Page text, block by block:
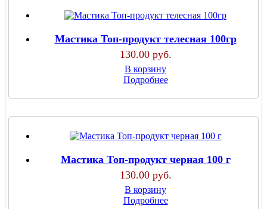
Мастика Топ-продукт телесная 100гр
130.00 руб.
В корзину
Подробнее
Мастика Топ-продукт черная 100 г
130.00 руб.
В корзину
Подробнее